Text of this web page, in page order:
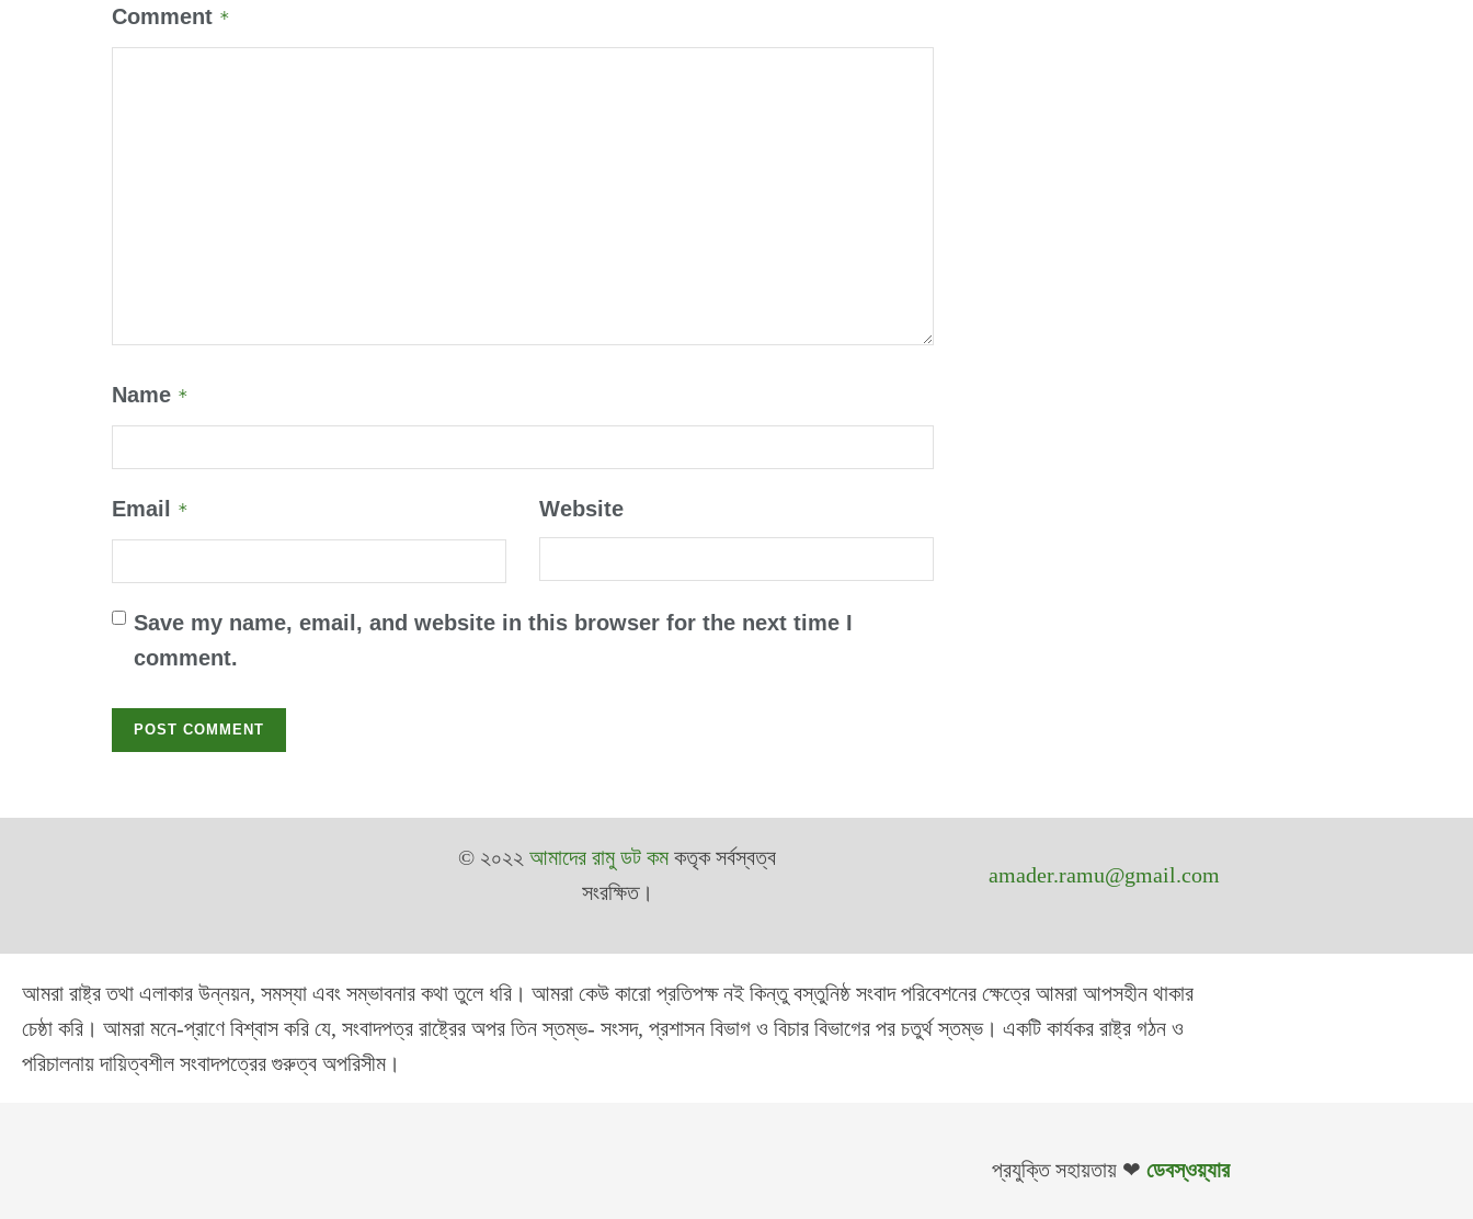
Comment *
Name *
Email * Website
Save my name, email, and website in this browser for the next time I
comment.
© ২০২২আমাদের রামু ডট কমকতৃক সর্বস্বত্ব
সংরক্ষিত।
amader.ramu@gmail.com
আমরা রাষ্ট্র তথা এলাকার উন্নয়ন, সমস্যা এবং সম্ভাবনার কথা তুলে ধরি। আমরা কেউ কারো প্রতিপক্ষ নই কিন্তু বস্তুনিষ্ঠ সংবাদ পরিবেশনের ক্ষেত্রে আমরা আপসহীন থাকার
চেষ্ঠা করি। আমরা মনে-প্রাণে বিশ্বাস করি যে, সংবাদপত্র রাষ্ট্রের অপর তিন স্তম্ভ- সংসদ, প্রশাসন বিভাগ ও বিচার বিভাগের পর চতুর্থ স্তম্ভ। একটি কার্যকর রাষ্ট্র গঠন ও
পরিচালনায় দায়িত্বশীল সংবাদপত্রের গুরুত্ব অপরিসীম।
প্রযুক্তি সহায়তায় ❤ডেবস্ওয়্যার